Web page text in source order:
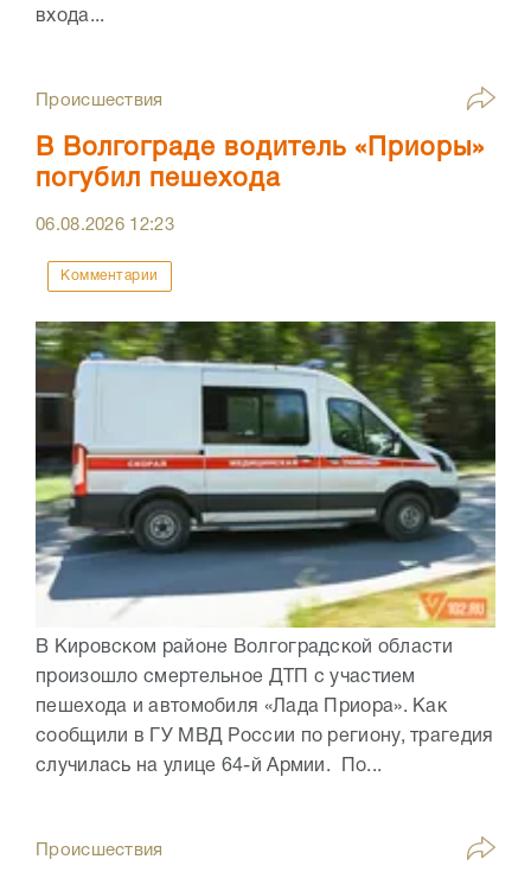
входа...
Происшествия
В Волгограде водитель «Приоры»
погубил пешехода
06.08.2026 12:23
Комментарии
В Кировском районе Волгоградской области
произошло смертельное ДТП с участием
пешехода и автомобиля «Лада Приора». Как
сообщили в ГУ МВД России по региону, трагедия
случилась на улице 64-й Армии. По...
Происшествия